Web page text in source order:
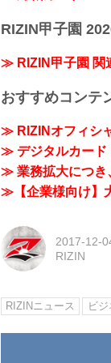
RIZIN甲子園
≫ RIZIN甲子園 関
おすすめコンテ
≫ RIZINオフィシ
≫ デジタルカード
≫ 業務拡大につき
≫【企業様向け】
2017-12-
RIZIN
RIZINニュース ビ